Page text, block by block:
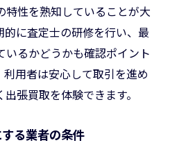
た買取サービス
上げるためのヒント
進めるための市場理解
取を利用するメリットと
スを享受する利点
性を熟知していることが大
に査定士の研修を行い、最
るかどうかも確認ポイント
用者は安心して取引を進め
張買取を体験できます。
る業者の条件